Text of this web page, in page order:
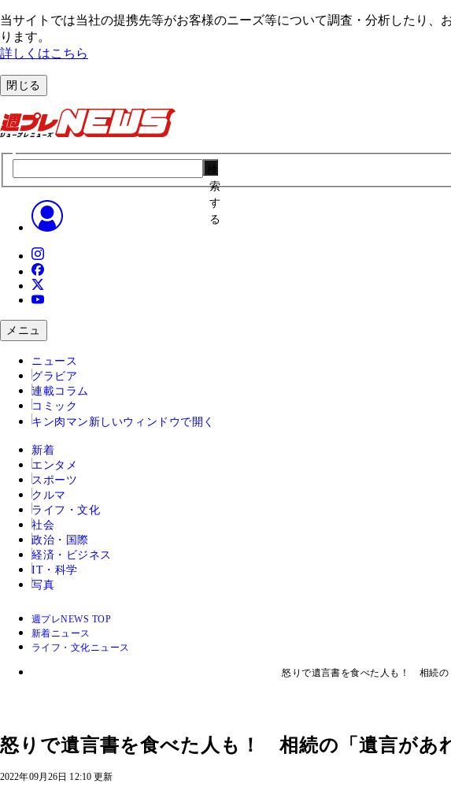
当サイトでは当社の提携先等がお客様のニーズ等について調査・分析したり、
ります。
詳しくはこちら
閉じる
索
す
る
メニュ
ニュース
グラビア
連載コラム
コミック
キン肉マン 新しいウィンドウで開く
新着
エンタメ
スポーツ
クルマ
ライフ・文化
社会
政治・国際
経済・ビジネス
IT・科学
写真
週プレNEWS TOP
新着ニュース
ライフ・文化ニュース
怒りで遺言書を食べた人も！ 相続の
怒りで遺言書を食べた人も！ 相続の「遺言があ
2022年09月26日 12:10 更新